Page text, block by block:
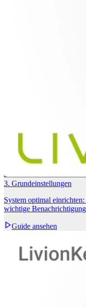
3. Grundeinstellungen
System optimal
wichtige
Guide ansehen